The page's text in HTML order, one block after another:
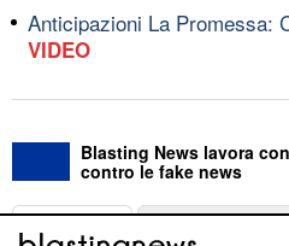
Anticipazioni La Promessa:
VIDEO
Blasting News lavora
contro le fake news
ABOUT